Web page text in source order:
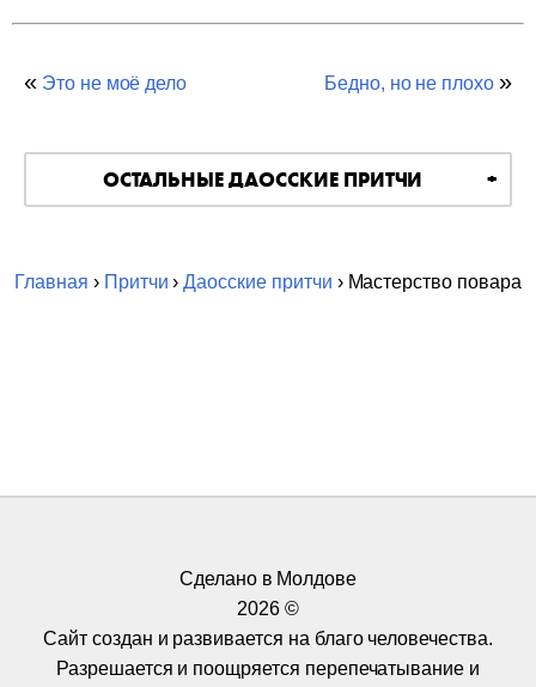
« Это не моё дело Бедно, но не плохо »
ОСТАЛЬНЫЕ ДАОССКИЕ ПРИТЧИ
Главная › Притчи ›Даосские притчи › Мастерство повара
Сделано в Молдове
2026 ©
Сайт создан и развивается на благо человечества.
Разрешается и поощряется перепечатывание и